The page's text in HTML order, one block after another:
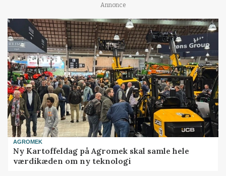
Annonce
AGROMEK
Ny Kartoffeldag på Agromek skal samle hele
værdikæden om ny teknologi